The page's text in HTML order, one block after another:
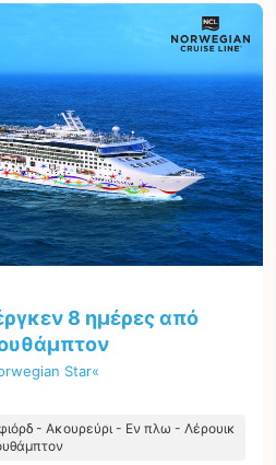
8 ημέρες από
Star«
- Ακουρεύρι - Εν πλω - Λέρουικ